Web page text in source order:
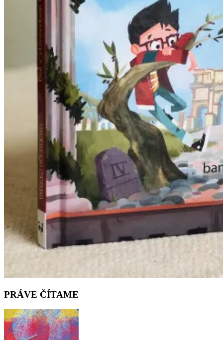
PRÁVE ČÍTAME